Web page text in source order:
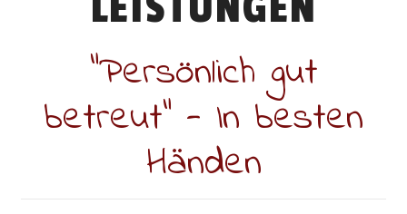
"Persönlich gut
betreut" - In besten
Händen